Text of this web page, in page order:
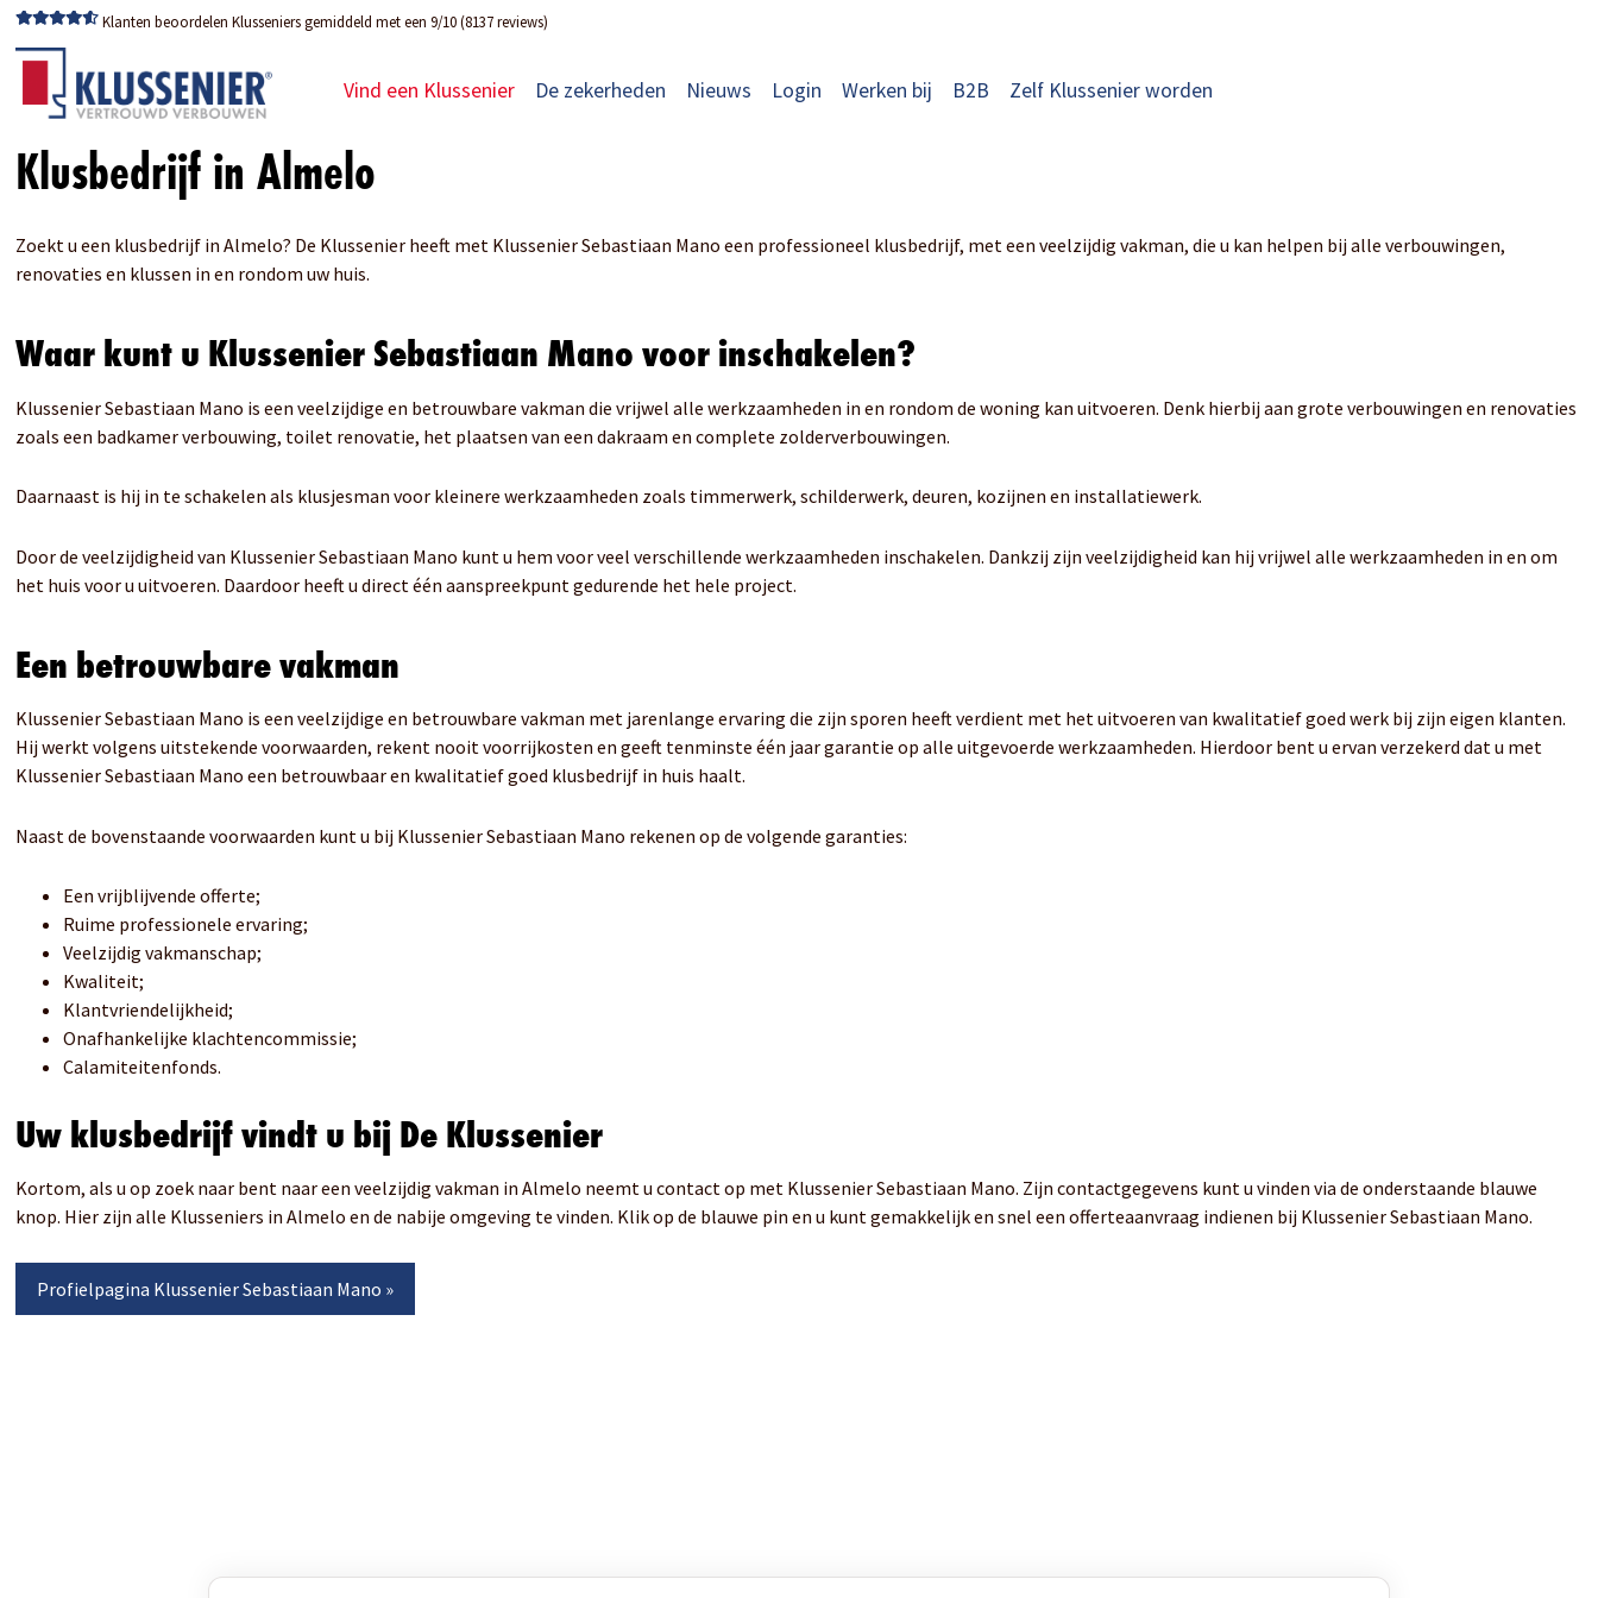
Klanten beoordelen Klusseniers gemiddeld met een 9/10 (8137 reviews)
Vind een Klussenier De zekerheden Nieuws Login Werken bij B2B Zelf Klussenier worden
Klusbedrijf in Almelo
Zoekt u een klusbedrijf in Almelo? De Klussenier heeft met Klussenier Sebastiaan Mano een professioneel klusbedrijf, met een veelzijdig vakman, die u kan helpen bij alle verbouwingen,
renovaties en klussen in en rondom uw huis.
Waar kunt u Klussenier Sebastiaan Mano voor inschakelen?
Klussenier Sebastiaan Mano is een veelzijdige en betrouwbare vakman die vrijwel alle werkzaamheden in en rondom de woning kan uitvoeren. Denk hierbij aan grote verbouwingen en renovaties
zoals een badkamer verbouwing, toilet renovatie, het plaatsen van een dakraam en complete zolderverbouwingen.
Daarnaast is hij in te schakelen als klusjesman voor kleinere werkzaamheden zoals timmerwerk, schilderwerk, deuren, kozijnen en installatiewerk.
Door de veelzijdigheid van Klussenier Sebastiaan Mano kunt u hem voor veel verschillende werkzaamheden inschakelen. Dankzij zijn veelzijdigheid kan hij vrijwel alle werkzaamheden in en om
het huis voor u uitvoeren. Daardoor heeft u direct één aanspreekpunt gedurende het hele project.
Een betrouwbare vakman
Klussenier Sebastiaan Mano is een veelzijdige en betrouwbare vakman met jarenlange ervaring die zijn sporen heeft verdient met het uitvoeren van kwalitatief goed werk bij zijn eigen klanten.
Hij werkt volgens uitstekende voorwaarden, rekent nooit voorrijkosten en geeft tenminste één jaar garantie op alle uitgevoerde werkzaamheden. Hierdoor bent u ervan verzekerd dat u met
Klussenier Sebastiaan Mano een betrouwbaar en kwalitatief goed klusbedrijf in huis haalt.
Naast de bovenstaande voorwaarden kunt u bij Klussenier Sebastiaan Mano rekenen op de volgende garanties:
Een vrijblijvende offerte;
Ruime professionele ervaring;
Veelzijdig vakmanschap;
Kwaliteit;
Klantvriendelijkheid;
Onafhankelijke klachtencommissie;
Calamiteitenfonds.
Uw klusbedrijf vindt u bij De Klussenier
Kortom, als u op zoek naar bent naar een veelzijdig vakman in Almelo neemt u contact op met Klussenier Sebastiaan Mano. Zijn contactgegevens kunt u vinden via de onderstaande blauwe
knop. Hier zijn alle Klusseniers in Almelo en de nabije omgeving te vinden. Klik op de blauwe pin en u kunt gemakkelijk en snel een offerteaanvraag indienen bij Klussenier Sebastiaan Mano.
Profielpagina Klussenier Sebastiaan Mano »